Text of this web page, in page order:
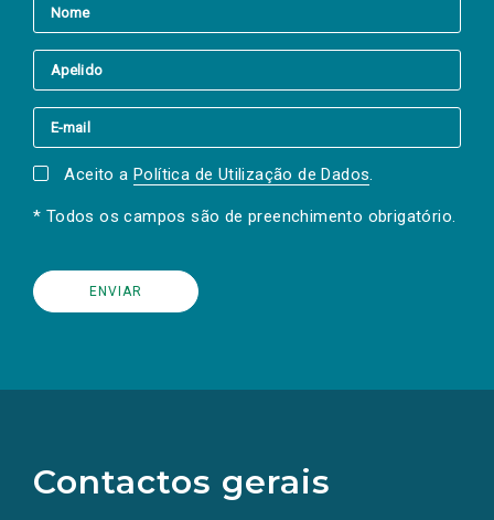
Aceito a Política de Utilização de Dados.
* Todos os campos são de preenchimento obrigatório.
Contactos gerais
redes
sociais